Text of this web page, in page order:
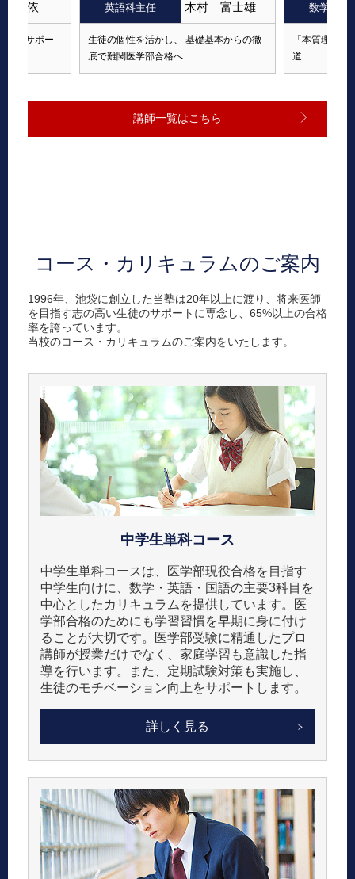
桂依
長をサポー
英語科主任 木村 富士雄
生徒の個性を活かし、
基礎基本からの徹
底で難関医学部合格へ
数学科主
「本質理解
道
講師一覧はこちら
コース・カリキュラムのご案内
1996年、池袋に創立した当塾は20年以上に渡り、将来医師
を目指す志の高い生徒のサポートに専念し、65%以上の合格
率を誇っています。
当校のコース・カリキュラムのご案内をいたします。
中学生単科コース
中学生単科コースは、医学部現役合格を目指す
中学生向けに、数学・英語・国語の主要3科目を
中心としたカリキュラムを提供しています。​医
学部合格のためにも学習習慣を早期に身に付け
ることが大切です。医学部受験に精通したプロ
講師が授業だけでなく、家庭学習も意識した指
導を行います。また、定期試験対策も実施し、
生徒のモチベーション向上をサポートします。
詳しく見る